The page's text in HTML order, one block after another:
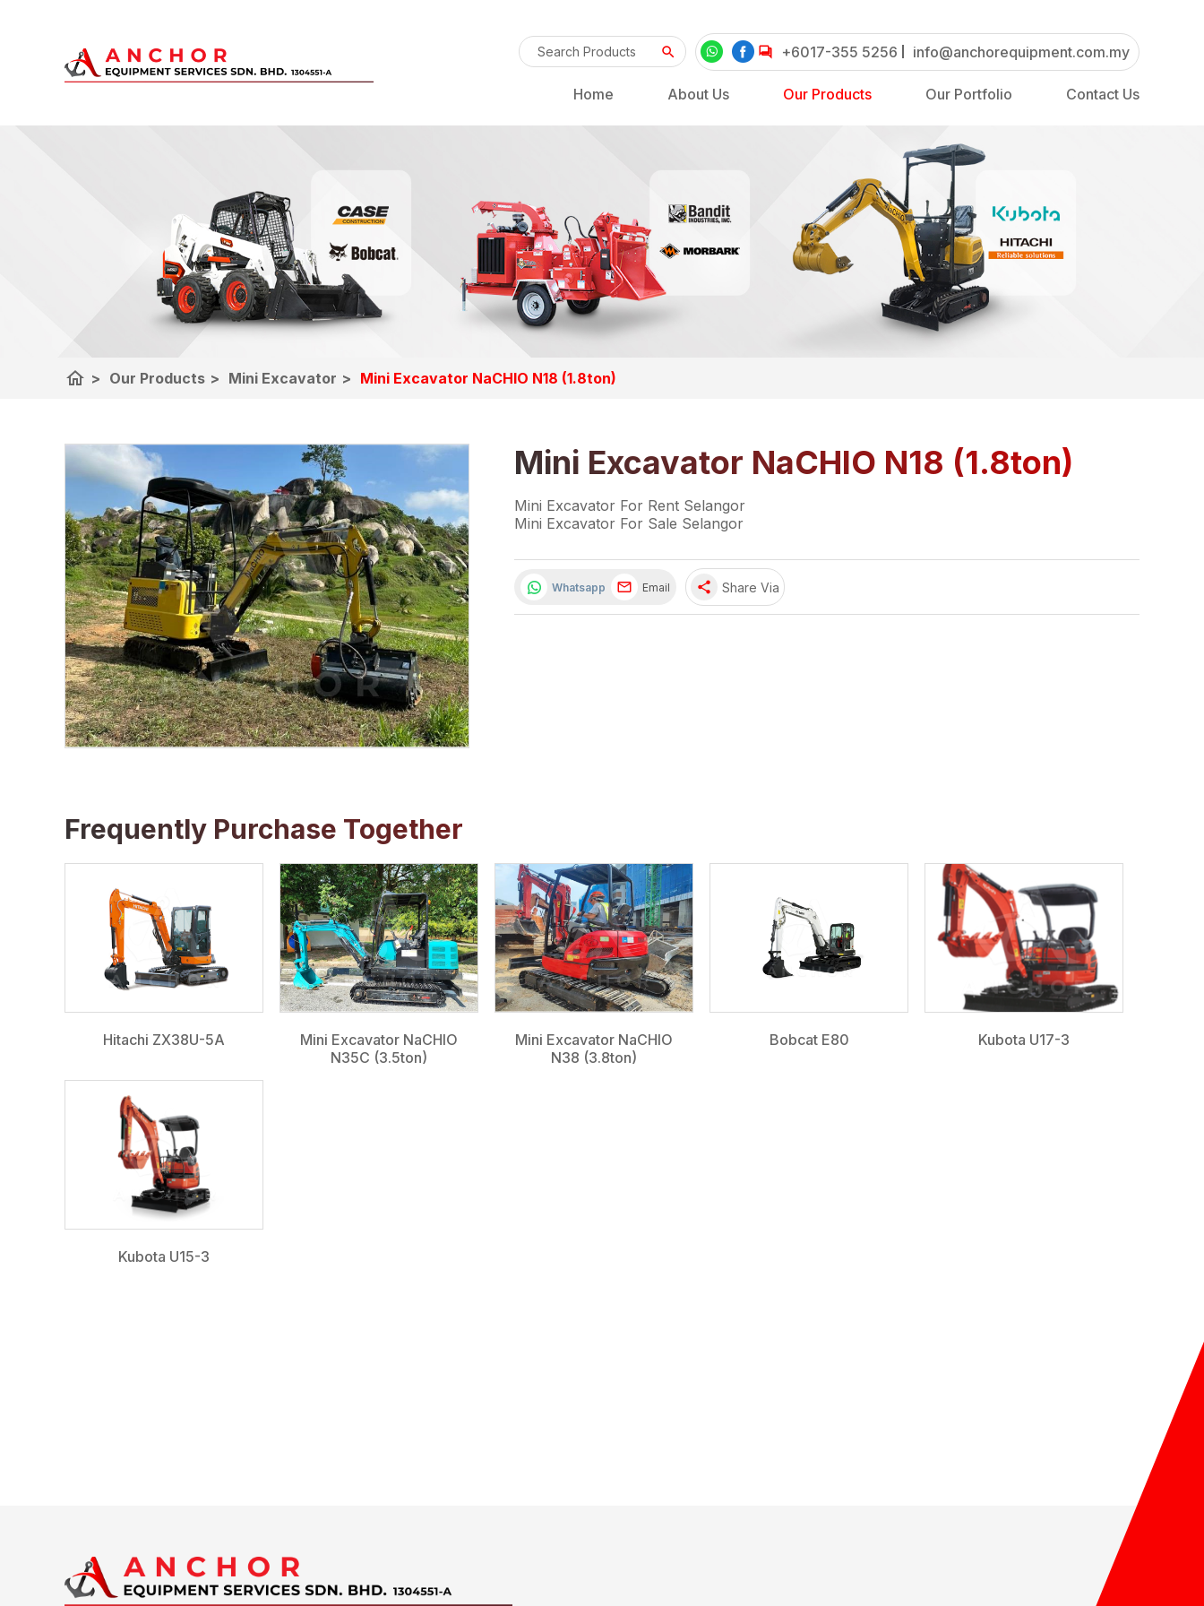
+6017-355 5256 info@anchorequipment.com.my
Home About Us Our Products Our Portfolio Contact Us
home > Our Products > Mini Excavator > Mini Excavator NaCHIO N18 (1.8ton)
Mini Excavator NaCHIO N18 (1.8ton)
Mini Excavator For Rent Selangor
Mini Excavator For Sale Selangor
Whatsapp Email share Share Via
Frequently Purchase Together
Hitachi ZX38U-5A
Mini Excavator NaCHIO
N35C (3.5ton)
Mini Excavator NaCHIO
N38 (3.8ton)
Bobcat E80 Kubota U17-3
Kubota U15-3